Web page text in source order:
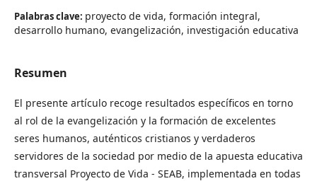
Palabras clave: proyecto de vida, formación integral,
desarrollo humano, evangelización, investigación educativa
Resumen
El presente artículo recoge resultados específicos en torno
al rol de la evangelización y la formación de excelentes
seres humanos, auténticos cristianos y verdaderos
servidores de la sociedad por medio de la apuesta educativa
transversal Proyecto de Vida - SEAB, implementada en todas